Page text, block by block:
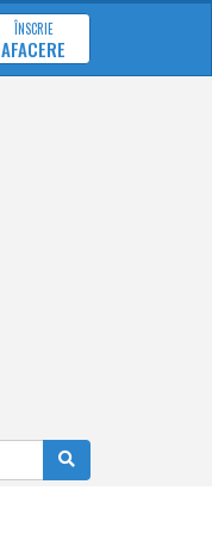
ÎNSCRIE
AFACERE